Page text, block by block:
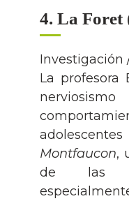
4. La Foret
Investigación
La profesora
Montfaucon,
de las